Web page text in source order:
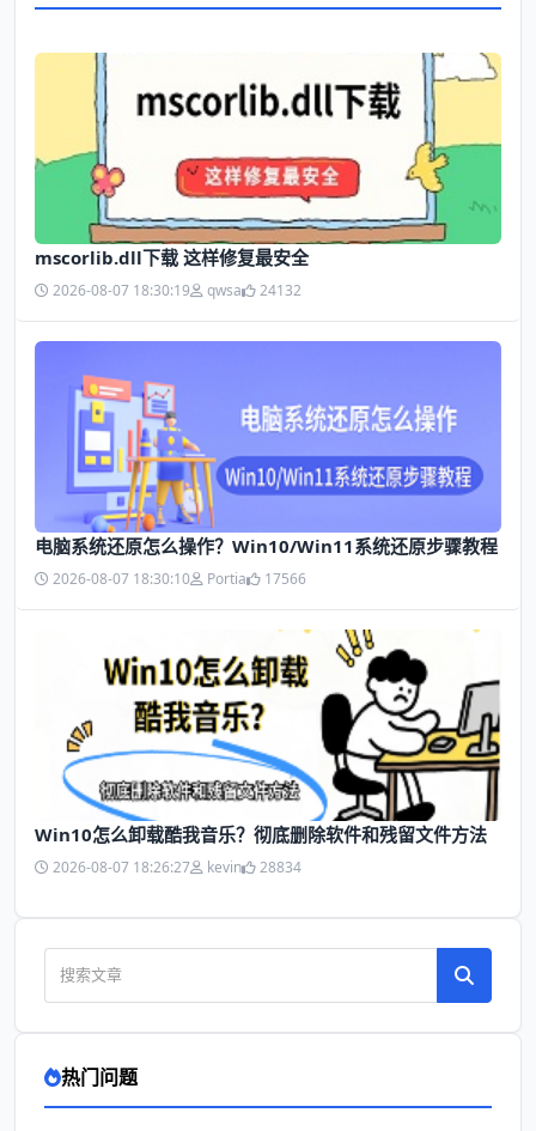
mscorlib.dll下载 这样修复最安全
2026-08-07 18:30:19 qwsa 24132
电脑系统还原怎么操作？Win10/Win11系统还原步骤教程
2026-08-07 18:30:10 Portia 17566
Win10怎么卸载酷我音乐？彻底删除软件和残留文件方法
2026-08-07 18:26:27 kevin 28834
热门问题